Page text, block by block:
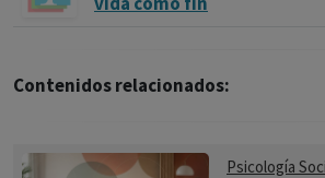
Contenidos relacionados:
Psicología